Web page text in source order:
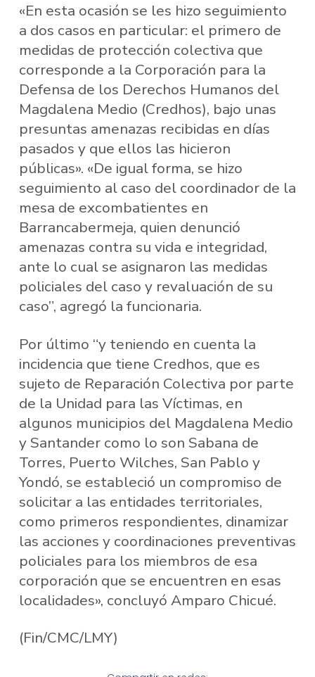
«En esta ocasión se les hizo seguimiento
a dos casos en particular: el primero de
medidas de protección colectiva que
corresponde a la Corporación para la
Defensa de los Derechos Humanos del
Magdalena Medio (Credhos), bajo unas
presuntas amenazas recibidas en días
pasados y que ellos las hicieron
públicas». «De igual forma, se hizo
seguimiento al caso del coordinador de la
mesa de excombatientes en
Barrancabermeja, quien denunció
amenazas contra su vida e integridad,
ante lo cual se asignaron las medidas
policiales del caso y revaluación de su
caso”, agregó la funcionaria.
Por último “y teniendo en cuenta la
incidencia que tiene Credhos, que es
sujeto de Reparación Colectiva por parte
de la Unidad para las Víctimas, en
algunos municipios del Magdalena Medio
y Santander como lo son Sabana de
Torres, Puerto Wilches, San Pablo y
Yondó, se estableció un compromiso de
solicitar a las entidades territoriales,
como primeros respondientes, dinamizar
las acciones y coordinaciones preventivas
policiales para los miembros de esa
corporación que se encuentren en esas
localidades», concluyó Amparo Chicué.
(Fin/CMC/LMY)